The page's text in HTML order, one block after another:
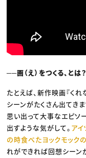
──画（え）をつくる、とは？
たとえば、新作映画『く
シーンがたくさん出てきま
思い出って大事なエピソ
出すような気がして。 ア
の時食べたヨックモック
れができれば回想シーン